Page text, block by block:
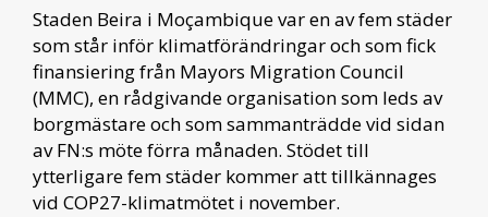
Staden Beira i Moçambique var en av fem städer
som står inför klimatförändringar och som fick
finansiering från Mayors Migration Council
(MMC), en rådgivande organisation som leds av
borgmästare och som sammanträdde vid sidan
av FN:s möte förra månaden. Stödet till
ytterligare fem städer kommer att tillkännages
vid COP27-klimatmötet i november.